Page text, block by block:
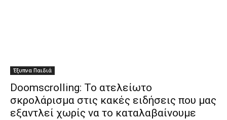
Έξυπνα Παιδιά
Doomscrolling: Το ατελείωτο
σκρολάρισμα στις κακές ειδήσεις που μας
εξαντλεί χωρίς να το καταλαβαίνουμε